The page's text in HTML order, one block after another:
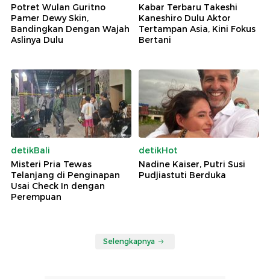
Potret Wulan Guritno
Pamer Dewy Skin,
Bandingkan Dengan Wajah
Aslinya Dulu
Kabar Terbaru Takeshi
Kaneshiro Dulu Aktor
Tertampan Asia, Kini Fokus
Bertani
detikBali
Misteri Pria Tewas
Telanjang di Penginapan
Usai Check In dengan
Perempuan
detikHot
Nadine Kaiser, Putri Susi
Pudjiastuti Berduka
Selengkapnya